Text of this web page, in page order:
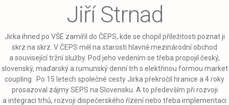
Jiří Strnad
Jirka ihned po VŠE zamířil do ČEPS, kde se chopil příležitosti poznat ji
skrz na skrz. V ČEPS měl na starosti hlavně mezinárodní obchod
a související tržní služby. Pod jeho vedením se třeba propojil český,
slovenský, maďarský a rumunský denní trh s elektřinou formou market
coupling. Po 15 letech společné cesty Jirka překročil hranice a 4 roky
prosazoval zájmy SEPS na Slovensku. A to především při rozvoji
a integraci trhů, rozvoji dispečerského řízení nebo třeba implementaci